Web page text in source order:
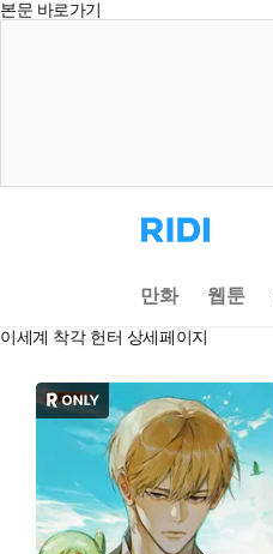
본문 바로가기
리
디
으
로
동
만화 웹툰
이세계 착각 헌터 상세페이지